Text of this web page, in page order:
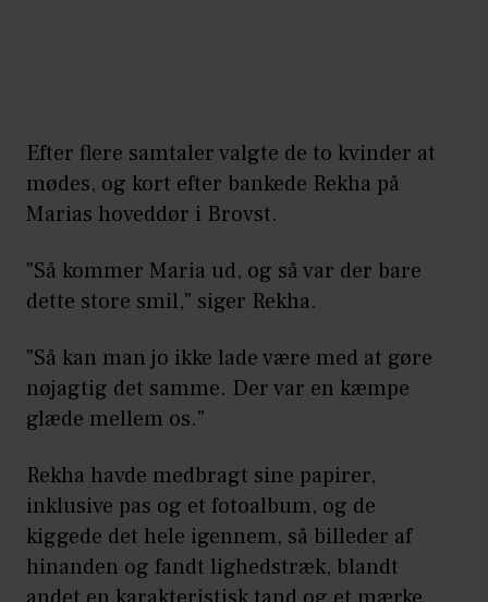
Efter flere samtaler valgte de to kvinder at
mødes, og kort efter bankede Rekha på
Marias hoveddør i Brovst.
"Så kommer Maria ud, og så var der bare
dette store smil," siger Rekha.
"Så kan man jo ikke lade være med at gøre
nøjagtig det samme. Der var en kæmpe
glæde mellem os."
Rekha havde medbragt sine papirer,
inklusive pas og et fotoalbum, og de
kiggede det hele igennem, så billeder af
hinanden og fandt lighedstræk, blandt